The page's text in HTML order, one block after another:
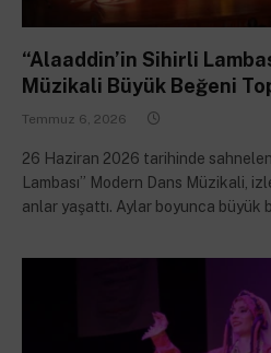
“Alaaddin’in Sihirli
Müzikali Büyük Beğeni
Temmuz 6, 2026
26 Haziran 2026 tarihinde
Lambası” Modern Dans Müzikali,
anlar yaşattı. Aylar boyunca büyük